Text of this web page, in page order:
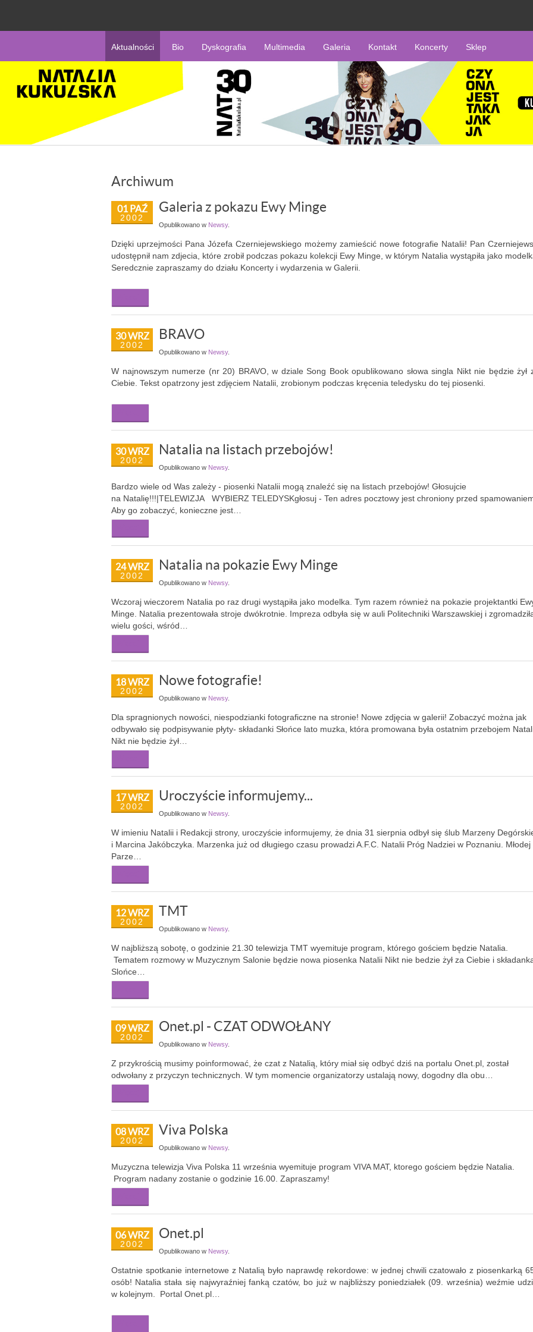
Aktualności Bio Dyskografia Multimedia Galeria Kontakt Koncerty Sklep
Archiwum
01 PAŹ
2002
Galeria z pokazu Ewy Minge
Opublikowano w Newsy.
Dzięki uprzejmości Pana Józefa Czerniejewskiego możemy zamieścić nowe fotografie Natalii! Pan
udostępnił nam zdjecia, które zrobił podczas pokazu kolekcji Ewy Minge, w którym Natalia wystąpiła jako
Seredcznie zapraszamy do działu Koncerty i wydarzenia w Galerii.
30 WRZ
2002
BRAVO
Opublikowano w Newsy.
W najnowszym numerze (nr 20) BRAVO, w dziale Song Book opublikowano słowa singla Nikt nie będzie żył
Ciebie. Tekst opatrzony jest zdjęciem Natalii, zrobionym podczas kręcenia teledysku do tej piosenki.
30 WRZ
2002
Natalia na listach przebojów!
Opublikowano w Newsy.
Bardzo wiele od Was zależy - piosenki Natalii mogą znaleźć się na listach przebojów! Głosujcie
na Natalię!!!|TELEWIZJA WYBIERZ TELEDYSKgłosuj - Ten adres pocztowy jest chroniony przed
Aby go zobaczyć, konieczne jest…
24 WRZ
2002
Natalia na pokazie Ewy Minge
Opublikowano w Newsy.
Wczoraj wieczorem Natalia po raz drugi wystąpiła jako modelka. Tym razem również na pokazie projektantki
Minge. Natalia prezentowała stroje dwókrotnie. Impreza odbyła się w auli Politechniki Warszawskiej i
wielu gości, wśród…
18 WRZ
2002
Nowe fotografie!
Opublikowano w Newsy.
Dla spragnionych nowości, niespodzianki fotograficzne na stronie! Nowe zdjęcia w galerii! Zobaczyć można jak
odbywało się podpisywanie płyty- składanki Słońce lato muzka, która promowana była ostatnim przebojem
Nikt nie będzie żył…
17 WRZ
2002
Uroczyście informujemy...
Opublikowano w Newsy.
W imieniu Natalii i Redakcji strony, uroczyście informujemy, że dnia 31 sierpnia odbył się ślub Marzeny
i Marcina Jakóbczyka. Marzenka już od długiego czasu prowadzi A.F.C. Natalii Próg Nadziei w Poznaniu. Młodej
Parze…
12 WRZ
2002
TMT
Opublikowano w Newsy.
W najbliższą sobotę, o godzinie 21.30 telewizja TMT wyemituje program, którego gościem będzie Natalia.
Tematem rozmowy w Muzycznym Salonie będzie nowa piosenka Natalii Nikt nie bedzie żył za Ciebie i
Slońce…
09 WRZ
2002
Onet.pl - CZAT ODWOŁANY
Opublikowano w Newsy.
Z przykrością musimy poinformować, że czat z Natalią, który miał się odbyć dziś na portalu Onet.pl, został
odwołany z przyczyn technicznych. W tym momencie organizatorzy ustalają nowy, dogodny dla obu…
08 WRZ
2002
Viva Polska
Opublikowano w Newsy.
Muzyczna telewizja Viva Polska 11 września wyemituje program VIVA MAT, ktorego gościem będzie Natalia.
Program nadany zostanie o godzinie 16.00. Zapraszamy!
06 WRZ
2002
Onet.pl
Opublikowano w Newsy.
Ostatnie spotkanie internetowe z Natalią było naprawdę rekordowe: w jednej chwili czatowało z piosenkarką
osób! Natalia stała się najwyraźniej fanką czatów, bo już w najbliższy poniedziałek (09. września) weźmie
w kolejnym. Portal Onet.pl…